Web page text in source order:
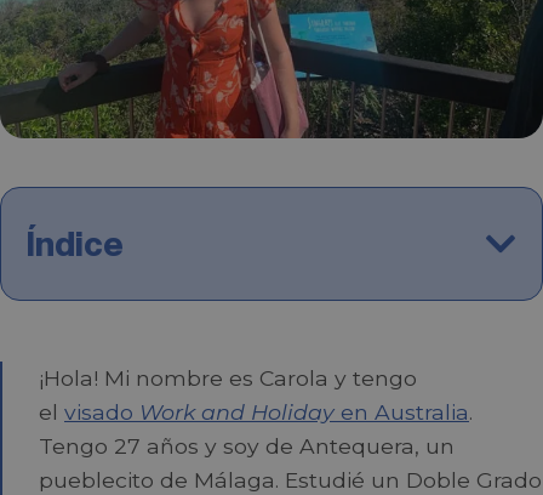
Índice
¡Hola! Mi nombre es Carola y tengo
el visado Work and Holiday en Australia.
Tengo 27 años y soy de Antequera, un
pueblecito de Málaga. Estudié un Doble Grado